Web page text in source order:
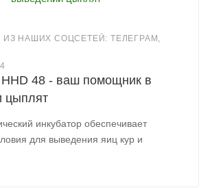
ИЗ НАШИХ СОЦСЕТЕЙ: ТЕЛЕГРАМ,
HHD 48 - ваш помощник в
цыплят
инкубатор обеспечивает
для выведения яиц кур и